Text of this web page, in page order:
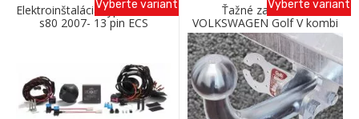
Elektroinštalácia typová Volvo
s80 2007- 13 pin ECS
Vyberte variant
Ťažné zariadenie
VOLKSWAGEN Golf V kombi
(variant) 2007-2009 so
skrutkovým odníma. A Galia
Vyberte variant